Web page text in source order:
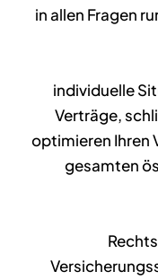
in allen Fragen
individuelle
Verträge,
optimieren Ihren
gesamten